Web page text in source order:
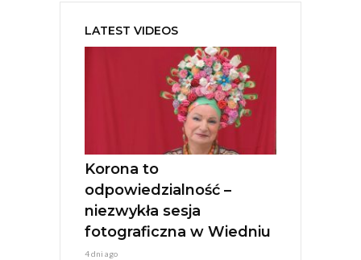
LATEST VIDEOS
Korona to
odpowiedzialność –
niezwykła sesja
fotograficzna w Wiedniu
4 dni ago